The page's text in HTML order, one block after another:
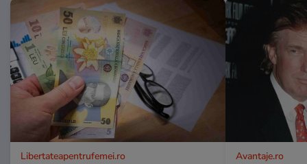
Libertateapentrufemei.ro Avantaje.ro